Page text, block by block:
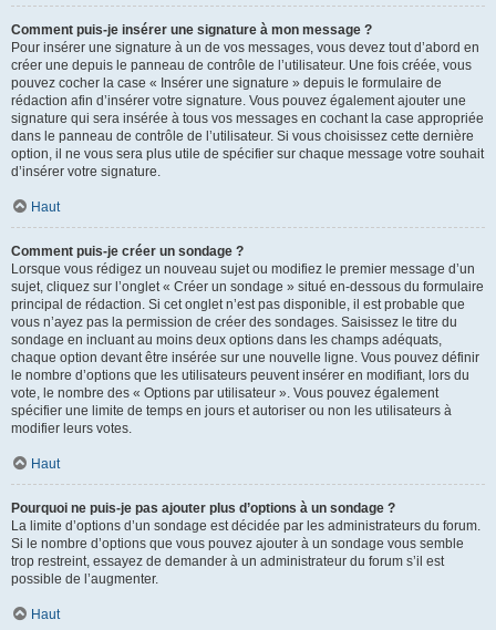
Comment puis-je insérer une signature à mon message ?
Pour insérer une signature à un de vos messages, vous devez tout d’abord en
créer une depuis le panneau de contrôle de l’utilisateur. Une fois créée, vous
pouvez cocher la case « Insérer une signature » depuis le formulaire de
rédaction afin d’insérer votre signature. Vous pouvez également ajouter une
signature qui sera insérée à tous vos messages en cochant la case appropriée
dans le panneau de contrôle de l’utilisateur. Si vous choisissez cette dernière
option, il ne vous sera plus utile de spécifier sur chaque message votre souhait
d’insérer votre signature.
Haut
Comment puis-je créer un sondage ?
Lorsque vous rédigez un nouveau sujet ou modifiez le premier message d’un
sujet, cliquez sur l’onglet « Créer un sondage » situé en-dessous du formulaire
principal de rédaction. Si cet onglet n’est pas disponible, il est probable que
vous n’ayez pas la permission de créer des sondages. Saisissez le titre du
sondage en incluant au moins deux options dans les champs adéquats,
chaque option devant être insérée sur une nouvelle ligne. Vous pouvez définir
le nombre d’options que les utilisateurs peuvent insérer en modifiant, lors du
vote, le nombre des « Options par utilisateur ». Vous pouvez également
spécifier une limite de temps en jours et autoriser ou non les utilisateurs à
modifier leurs votes.
Haut
Pourquoi ne puis-je pas ajouter plus d’options à un sondage ?
La limite d’options d’un sondage est décidée par les administrateurs du forum.
Si le nombre d’options que vous pouvez ajouter à un sondage vous semble
trop restreint, essayez de demander à un administrateur du forum s’il est
possible de l’augmenter.
Haut